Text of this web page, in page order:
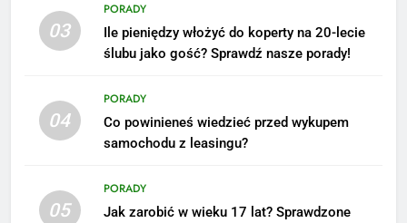
03
PORADY
Ile pieniędzy włożyć do koperty na 20-lecie
ślubu jako gość? Sprawdź nasze porady!
04
PORADY
Co powinieneś wiedzieć przed wykupem
samochodu z leasingu?
05
PORADY
Jak zarobić w wieku 17 lat? Sprawdzone
stanowisku
ZAROBKI
Akcje charytatywne w szkole: